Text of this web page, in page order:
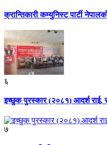
क्रान्तिकारी कम्युनिस्ट पार्टी
६
इच्छुक पुरस्कार (२०८१) आदर्श
७